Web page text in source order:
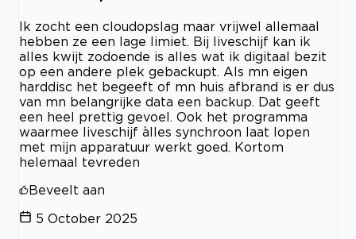
Ik zocht een cloudopslag maar vrijwel allemaal
hebben ze een lage limiet. Bij liveschijf kan ik
alles kwijt zodoende is alles wat ik digitaal bezit
op een andere plek gebackupt. Als mn eigen
harddisc het begeeft of mn huis afbrand is er dus
van mn belangrijke data een backup. Dat geeft
een heel prettig gevoel. Ook het programma
waarmee liveschijf àlles synchroon laat lopen
met mijn apparatuur werkt goed. Kortom
helemaal tevreden
Beveelt aan
5 October 2025